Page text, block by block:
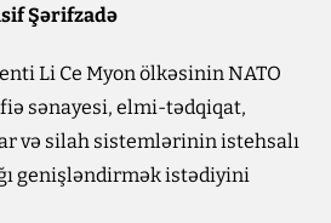
Şərifzadə
Li Ce Myon ölkəsinin NATO
sənayesi, elmi-tədqiqat,
və silah sistemlərinin istehsalı
genişləndirmək istədiyini